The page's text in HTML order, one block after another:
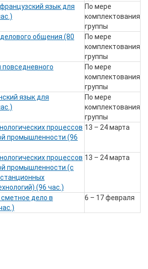
язык для
По мере
комплектования
группы
общения (80
По мере
комплектования
группы
повседневного
По мере
комплектования
группы
язык для
По мере
комплектования
группы
процессов
промышленности (96
13 – 24 марта
процессов
промышленности (с
(96 час.)
13 – 24 марта
дело в
6 – 17 февраля